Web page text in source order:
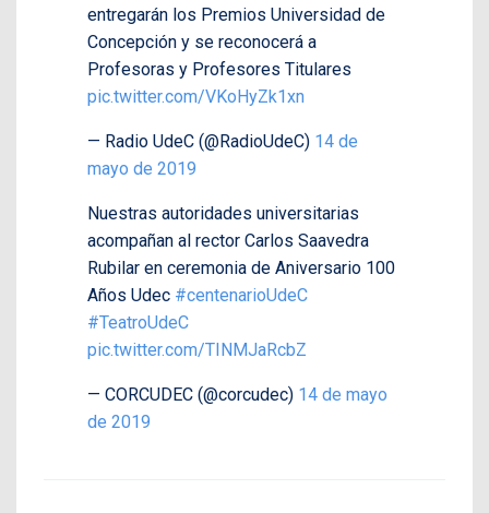
entregarán los Premios Universidad de
Concepción y se reconocerá a
Profesoras y Profesores Titulares
pic.twitter.com/VKoHyZk1xn
— Radio UdeC (@RadioUdeC) 14 de
mayo de 2019
Nuestras autoridades universitarias
acompañan al rector Carlos Saavedra
Rubilar en ceremonia de Aniversario 100
Años Udec #centenarioUdeC
#TeatroUdeC
pic.twitter.com/TINMJaRcbZ
— CORCUDEC (@corcudec) 14 de mayo
de 2019